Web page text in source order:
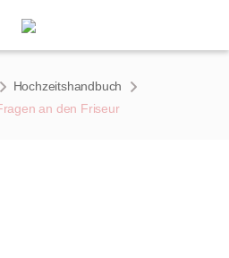
Hochzeitshandbuch
an den Friseur